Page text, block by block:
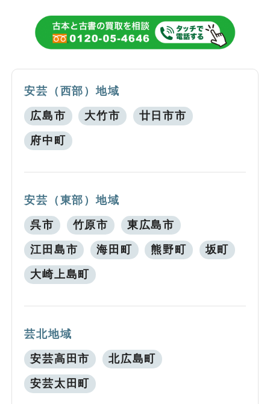
安芸（西部）地域
広島市 大竹市 廿日市市
府中町
安芸（東部）地域
呉市 竹原市 東広島市
江田島市 海田町 熊野町 坂町
大崎上島町
芸北地域
安芸高田市 北広島町
安芸太田町